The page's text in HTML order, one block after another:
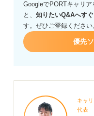
働くうえで、英語がで
を克服するためのアド
GoogleでPORTキャリ
と、 知りたいQ&Aへす
す。ぜひご登録ください
優先
キャ
代表